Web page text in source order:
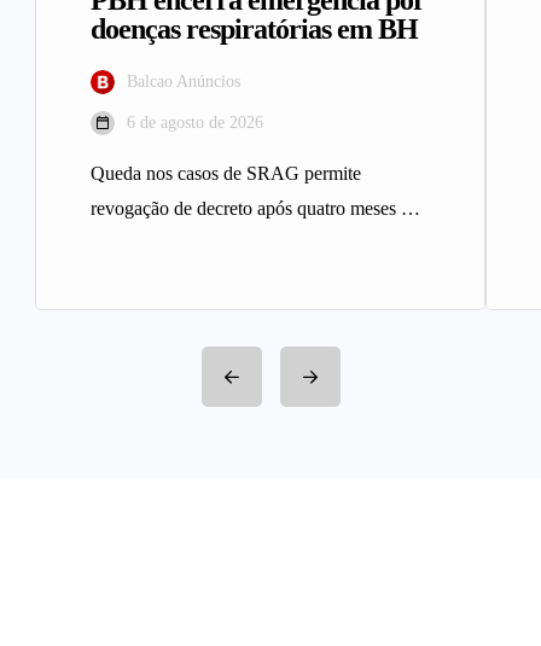
doenças respiratórias em BH
Balcao Anúncios
6 de agosto de 2026
Queda nos casos de SRAG permite
revogação de decreto após quatro meses A